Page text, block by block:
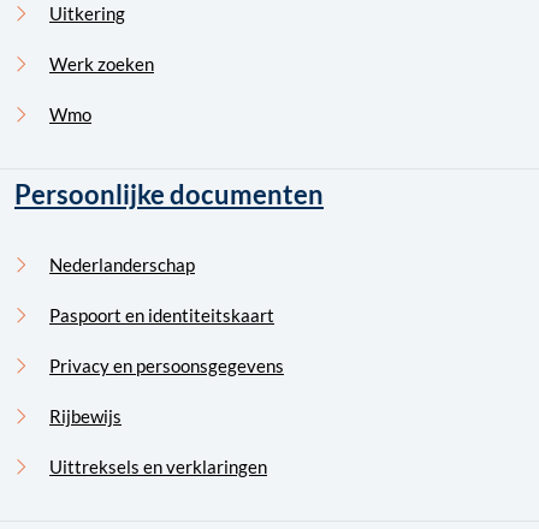
Uitkering
Werk zoeken
Wmo
Persoonlijke documenten
Nederlanderschap
Paspoort en identiteitskaart
Privacy en persoonsgegevens
Rijbewijs
Uittreksels en verklaringen